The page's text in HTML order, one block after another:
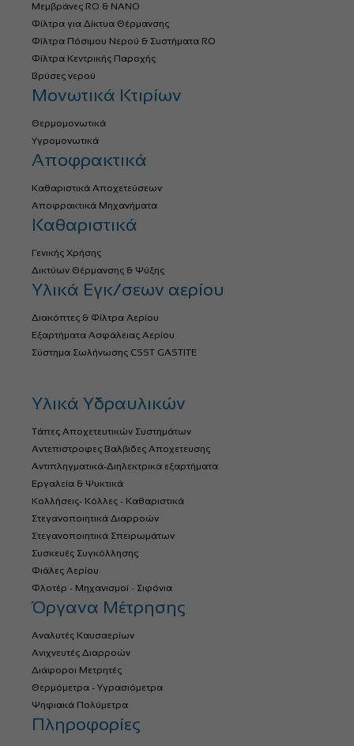
Μεμβράνες RO & NANO
Φίλτρα για Δίκτυα Θέρμανσης
Φίλτρα Πόσιμου Νερού & Συστήματα RO
Φίλτρα Κεντρικής Παροχής
Βρύσες νερού
Μονωτικά Κτιρίων
Θερμομονωτικά
Υγρομονωτικά
Αποφρακτικά
Καθαριστικά Αποχετεύσεων
Αποφρακτικά Μηχανήματα
Καθαριστικά
Γενικής Χρήσης
Δικτύων Θέρμανσης & Ψύξης
Υλικά Εγκ/σεων αερίου
Διακόπτες & Φίλτρα Αερίου
Εξαρτήματα Ασφάλειας Αερίου
Σύστημα Σωλήνωσης CSST GASTITE
Υλικά Υδραυλικών
Τάπες Αποχετευτικών Συστημάτων
Αντεπιστροφες Βαλβιδες Αποχετευσης
Αντιπληγματικά-Διηλεκτρικά εξαρτήματα
Εργαλεία & Ψυκτικά
Κολλήσεις- Κόλλες - Καθαριστικά
Στεγανοποιητικά Διαρροών
Στεγανοποιητικά Σπειρωμάτων
Συσκευές Συγκόλλησης
Φιάλες Αερίου
Φλοτέρ - Μηχανισμοί - Σιφόνια
Όργανα Μέτρησης
Αναλυτές Καυσαερίων
Ανιχνευτές Διαρροών
Διάφοροι Μετρητές
Θερμόμετρα - Υγρασιόμετρα
Ψηφιακά Πολύμετρα
Πληροφορίες